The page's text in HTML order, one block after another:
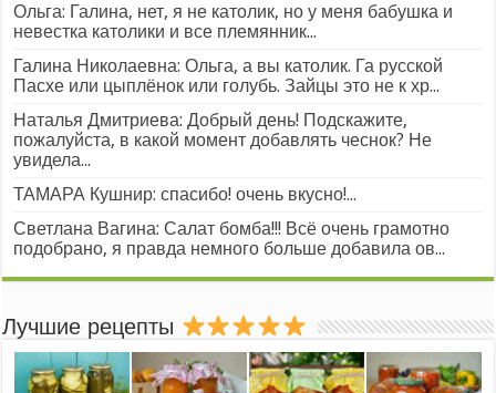
Ольга: Галина, нет, я не католик, но у меня бабушка и
невестка католики и все племянник...
Галина Николаевна: Ольга, а вы католик. Га русской
Пасхе или цыплёнок или голубь. Зайцы это не к хр...
Наталья Дмитриева: Добрый день! Подскажите,
пожалуйста, в какой момент добавлять чеснок? Не
увидела...
ТАМАРА Кушнир: спасибо! очень вкусно!...
Светлана Вагина: Салат бомба!!! Всё очень грамотно
подобрано, я правда немного больше добавила ов...
Лучшие рецепты